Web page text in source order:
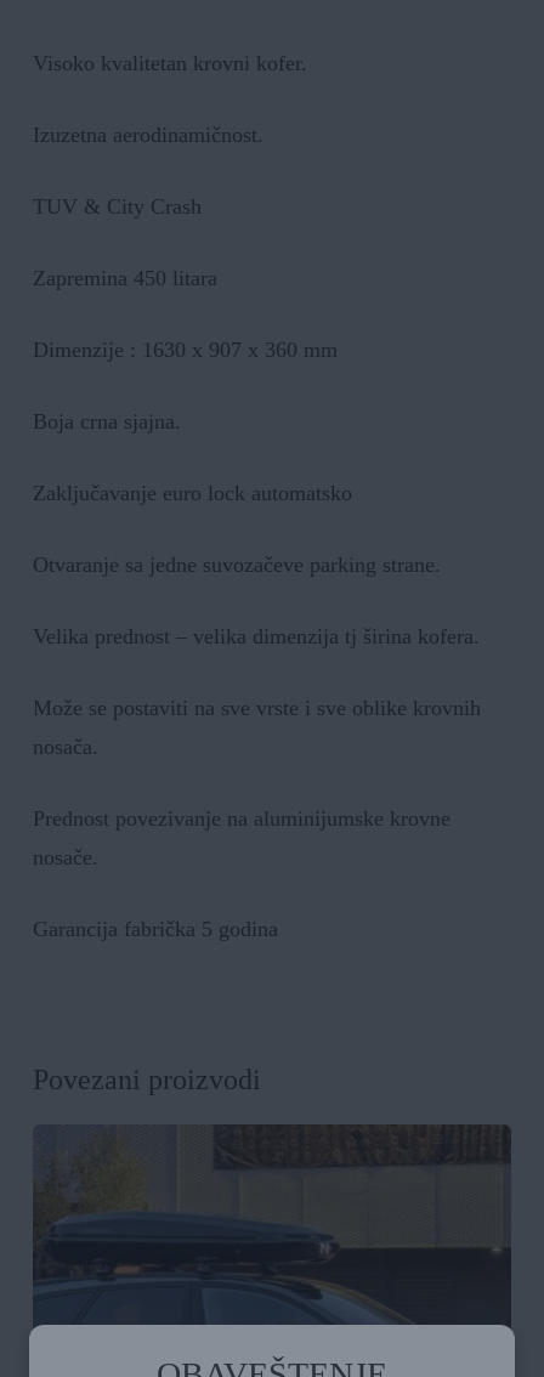
Visoko kvalitetan krovni kofer.
Izuzetna aerodinamičnost.
TUV & City Crash
Zapremina 450 litara
Dimenzije : 1630 x 907 x 360 mm
Boja crna sjajna.
Zaključavanje euro lock automatsko
Otvaranje sa jedne suvozačeve parking strane.
Velika prednost – velika dimenzija tj širina kofera.
Može se postaviti na sve vrste i sve oblike krovnih
nosača.
Prednost povezivanje na aluminijumske krovne
nosače.
Garancija fabrička 5 godina
Povezani proizvodi